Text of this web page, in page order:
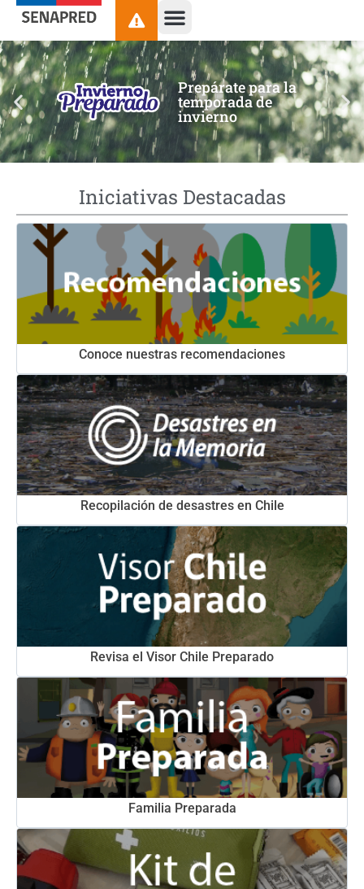
contenido
Prepárate para la
temporada de
invierno
Iniciativas Destacadas
Conoce nuestras recomendaciones
Recopilación de desastres en Chile
Revisa el Visor Chile Preparado
Familia Preparada